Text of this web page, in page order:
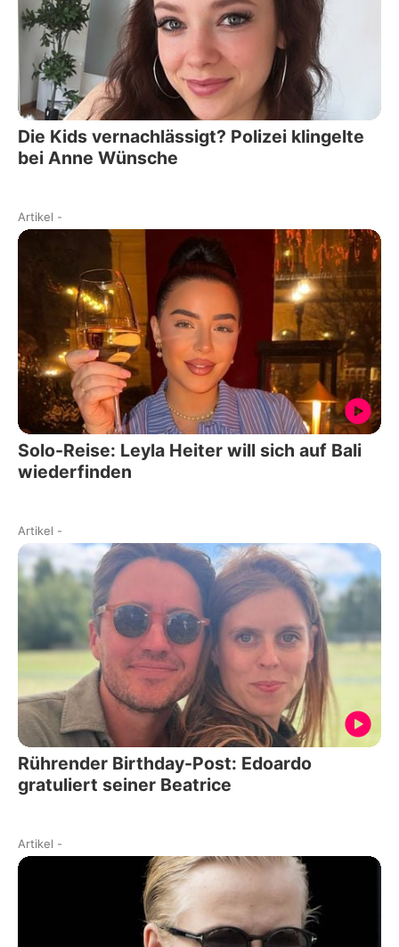
Die Kids vernachlässigt? Polizei klingelte
bei Anne Wünsche
Artikel -
Solo-Reise: Leyla Heiter will sich auf Bali
wiederfinden
Artikel -
Rührender Birthday-Post: Edoardo
gratuliert seiner Beatrice
Artikel -